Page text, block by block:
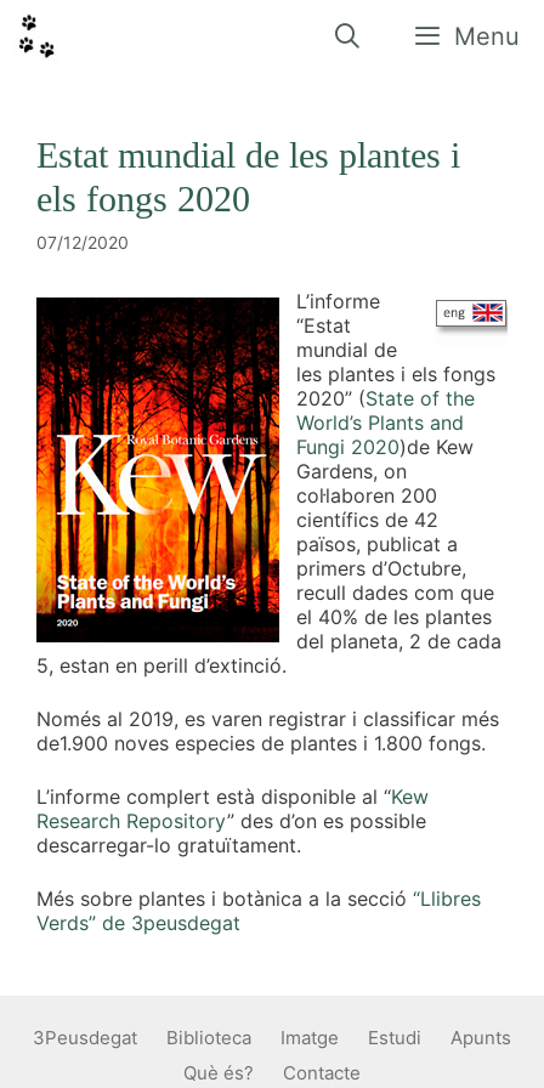
contingut
Menu
Estat mundial de les plantes i
els fongs 2020
07/12/2020
L’informe
“Estat
mundial de
les plantes i els fongs
2020” (State of the
World’s Plants and
Fungi 2020)de Kew
Gardens, on
col·laboren 200
científics de 42
països, publicat a
primers d’Octubre,
recull dades com que
el 40% de les plantes
del planeta, 2 de cada
5, estan en perill d’extinció.
Només al 2019, es varen registrar i classificar més
de1.900 noves especies de plantes i 1.800 fongs.
L’informe complert està disponible al “Kew
Research Repository” des d’on es possible
descarregar-lo gratuïtament.
Més sobre plantes i botànica a la secció “Llibres
Verds” de 3peusdegat
3Peusdegat Biblioteca Imatge Estudi
Apunts
Què és?
Contacte